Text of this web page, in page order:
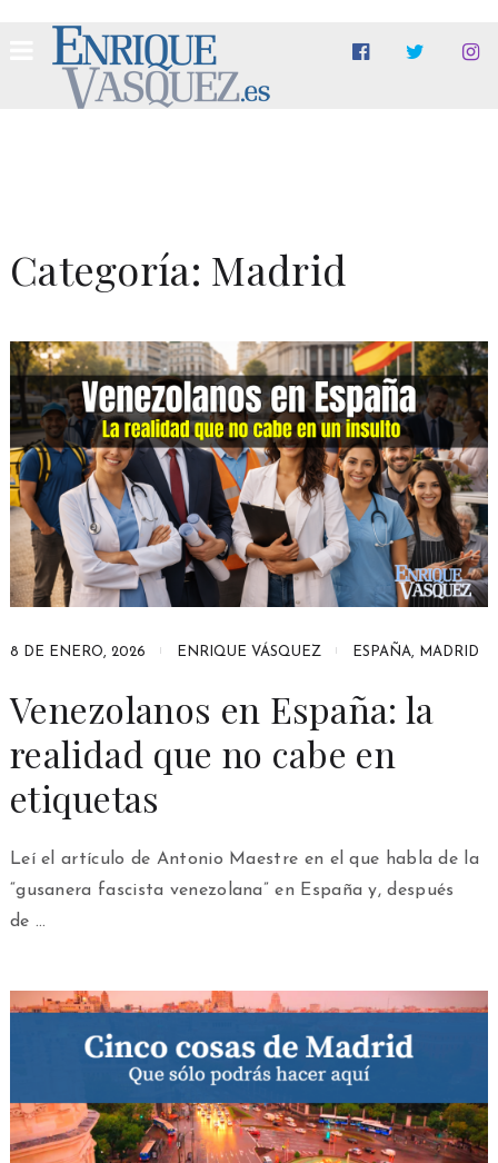
Categoría: Madrid
8 DE ENERO, 2026 ENRIQUE VÁSQUEZ ESPAÑA, MADRID
Venezolanos en España: la
realidad que no cabe en
etiquetas
Leí el artículo de Antonio Maestre en el que habla de la
“gusanera fascista venezolana” en España y, después
de …